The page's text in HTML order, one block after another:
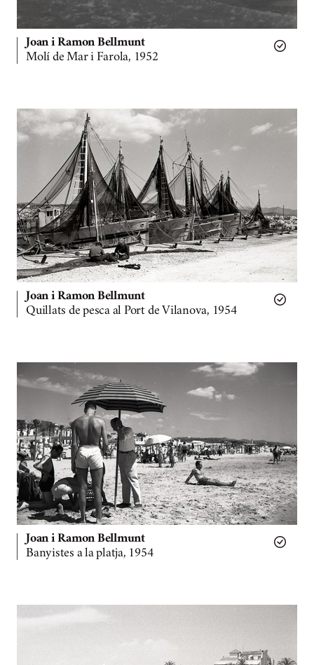
Joan i Ramon Bellmunt
Molí de Mar i Farola, 1952
Joan i Ramon Bellmunt
Quillats de pesca al Port de Vilanova, 1954
Joan i Ramon Bellmunt
Banyistes a la platja, 1954